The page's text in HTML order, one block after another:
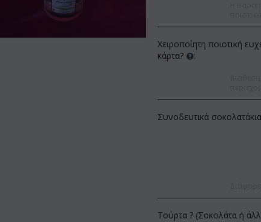
Χειροποίητη ποιοτική
κάρτα?
:
Συνοδευτικά
Τούρτα ? (Σοκολάτα ή